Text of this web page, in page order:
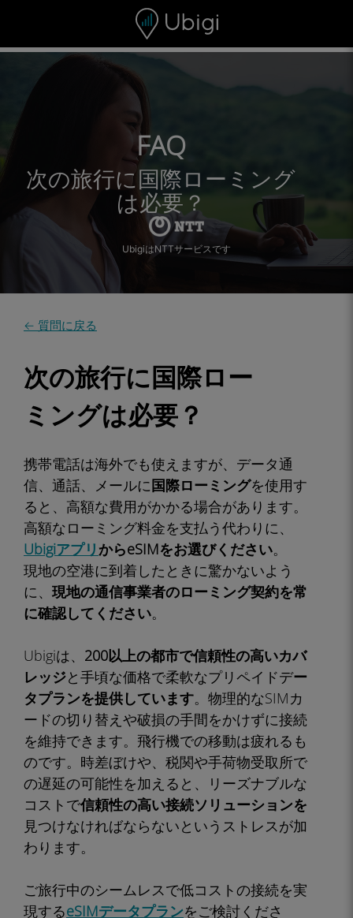
ナビゲーションバー
FAQ
次の旅行に国際ローミング
は必要？
UbigiはNTTサービスです
← 質問に戻る
次の旅行に国際ロー
ミングは必要？
携帯電話は海外でも使えますが、データ通
信、通話、メールに国際ローミングを使用す
ると、高額な費用がかかる場合があります。
高額なローミング料金を支払う代わりに、
UbigiアプリからeSIMをお選びください。
現地の空港に到着したときに驚かないよう
に、 現地の通信事業者のローミング契約を常
に確認してください。
Ubigiは、 200以上の都市で信頼性の高いカバ
レッジと手頃な価格で柔軟なプリペイドデー
タプランを提供しています。物理的なSIMカ
ードの切り替えや破損の手間をかけずに接続
を維持できます。飛行機での移動は疲れるも
のです。時差ぼけや、税関や手荷物受取所で
の遅延の可能性を加えると、リーズナブルな
コストで信頼性の高い接続ソリューションを
見つけなければならないというストレスが加
わります。
ご旅行中のシームレスで低コストの接続を実
現するeSIMデータプランをご検討くださ